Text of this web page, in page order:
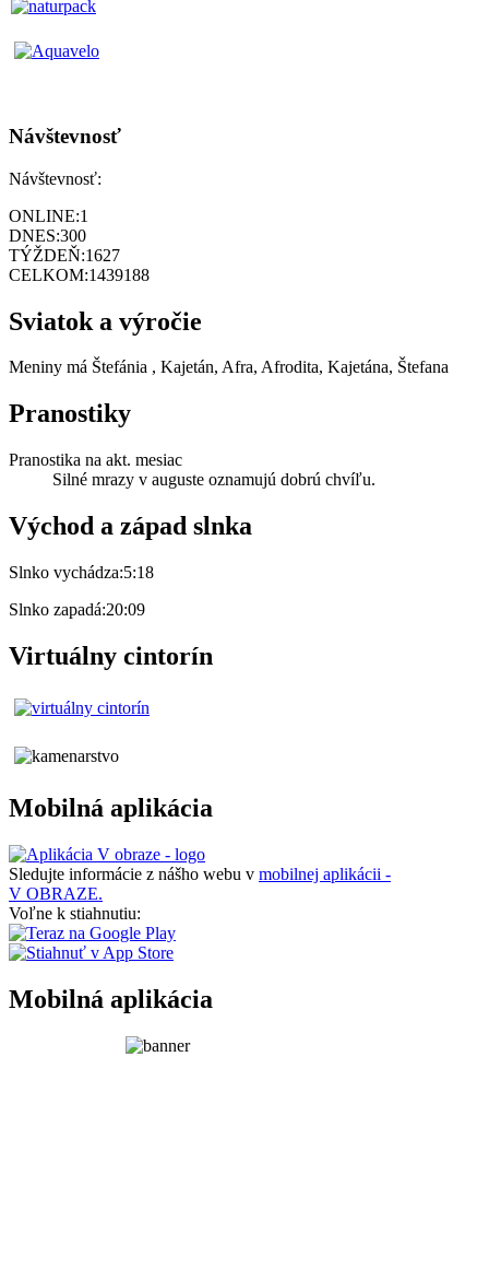
Návštevnosť
Návštevnosť:
ONLINE:1
DNES:300
TÝŽDEŇ:1627
CELKOM:1439188
Sviatok a výročie
Meniny má Štefánia , Kajetán, Afra, Afrodita, Kajetána, Štefana
Pranostiky
Pranostika na akt. mesiac
Silné mrazy v auguste oznamujú dobrú chvíľu.
Východ a západ slnka
Slnko vychádza:5:18
Slnko zapadá:20:09
Virtuálny cintorín
Mobilná aplikácia
Sledujte informácie z nášho webu v mobilnej aplikácii -
V OBRAZE.
Voľne k stiahnutiu:
Mobilná aplikácia